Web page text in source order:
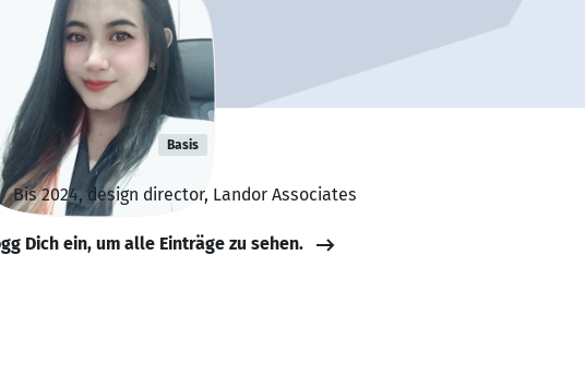
Davis Basis
Bis 2024, design director, Landor Associates
Dich ein, um alle Einträge zu sehen.